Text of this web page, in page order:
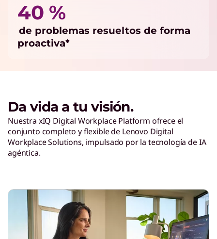
40 %
de problemas resueltos de forma
proactiva*
Da vida a tu visión.
Nuestra xIQ Digital Workplace Platform ofrece el
conjunto completo y flexible de Lenovo Digital
Workplace Solutions, impulsado por la tecnología de IA
agéntica.